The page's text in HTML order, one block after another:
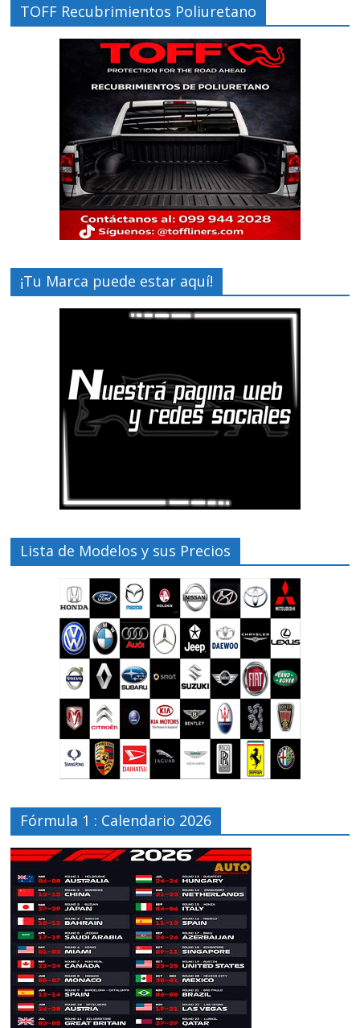
TOFF Recubrimientos Poliuretano
¡Tu Marca puede estar aquí!
Lista de Modelos y sus Precios
Fórmula 1 : Calendario 2026